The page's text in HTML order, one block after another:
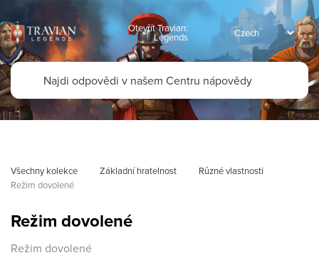
Otevřít Travian:
Legends
Všechny kolekce Základní hratelnost
Různé vlastnosti
Režim dovolené
Režim dovolené
Režim dovolené